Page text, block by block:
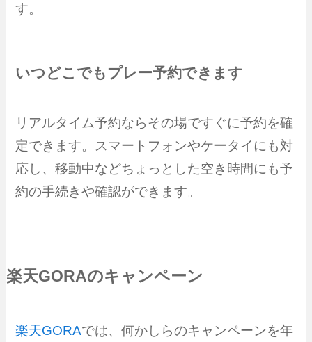
す。
いつどこでもプレー予約できます
リアルタイム予約ならその場ですぐに予約を確
定できます。スマートフォンやケータイにも対
応し、移動中などちょっとした空き時間にも予
約の手続きや確認ができます。
楽天GORAのキャンペーン
楽天GORAでは、何かしらのキャンペーンを年